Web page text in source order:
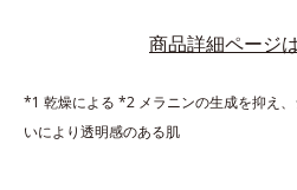
商品詳細ページ
*1 乾燥による *2 メラニンの生成を抑え
いにより透明感のある肌